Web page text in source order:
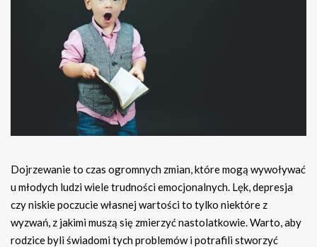
Dojrzewanie to czas ogromnych zmian, które mogą wywoływać
u młodych ludzi wiele trudności emocjonalnych. Lęk, depresja
czy niskie poczucie własnej wartości to tylko niektóre z
wyzwań, z jakimi muszą się zmierzyć nastolatkowie. Warto, aby
rodzice byli świadomi tych problemów i potrafili stworzyć